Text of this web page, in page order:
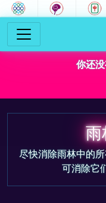
你还
雨
尽快消除雨林中的
可消除它